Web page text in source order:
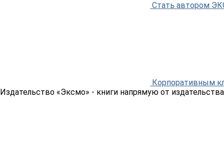
Стать автором
Корпоративным
Издательство «Эксмо» - книги напрямую от издательства